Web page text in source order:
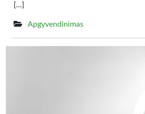
[…]
Apgyvendinimas